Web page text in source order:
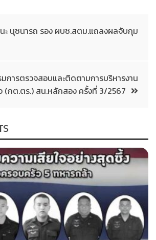
นุชนารถ รอง ผบช.สตม.แถลงผลจับกุม
การตรวจสอบและติดตามการบริหารงาน
(กต.ตร.) สน.หลักสอง ครั้งที่ 3/2567